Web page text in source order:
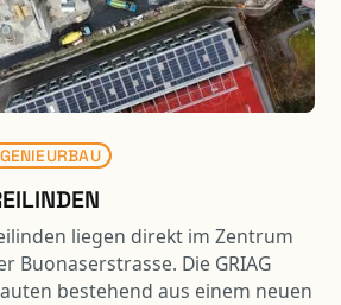
liegen direkt im Zentrum
Buonaserstrasse. Die GRIAG
bestehend aus einem neuen